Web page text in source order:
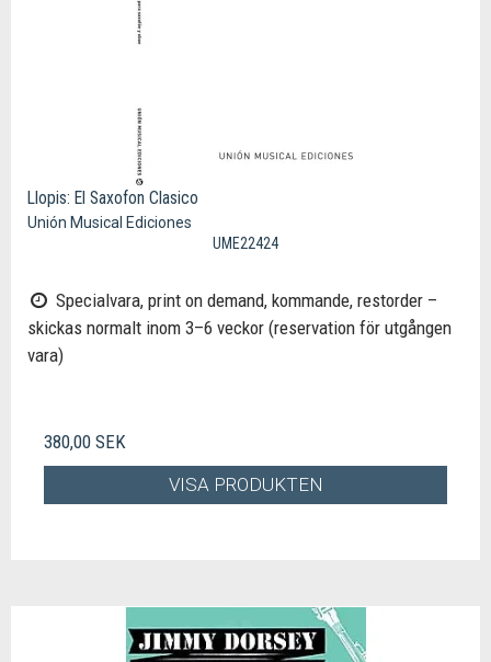
Llopis: El Saxofon Clasico
Unión Musical Ediciones
UME22424
Specialvara, print on demand, kommande, restorder –
skickas normalt inom 3–6 veckor (reservation för utgången
vara)
380,00 SEK
VISA PRODUKTEN